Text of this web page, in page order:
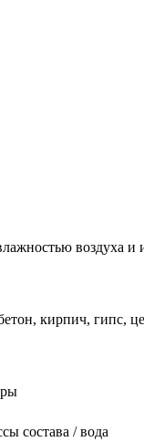
воздуха и
кирпич, гипс,
состава / вода